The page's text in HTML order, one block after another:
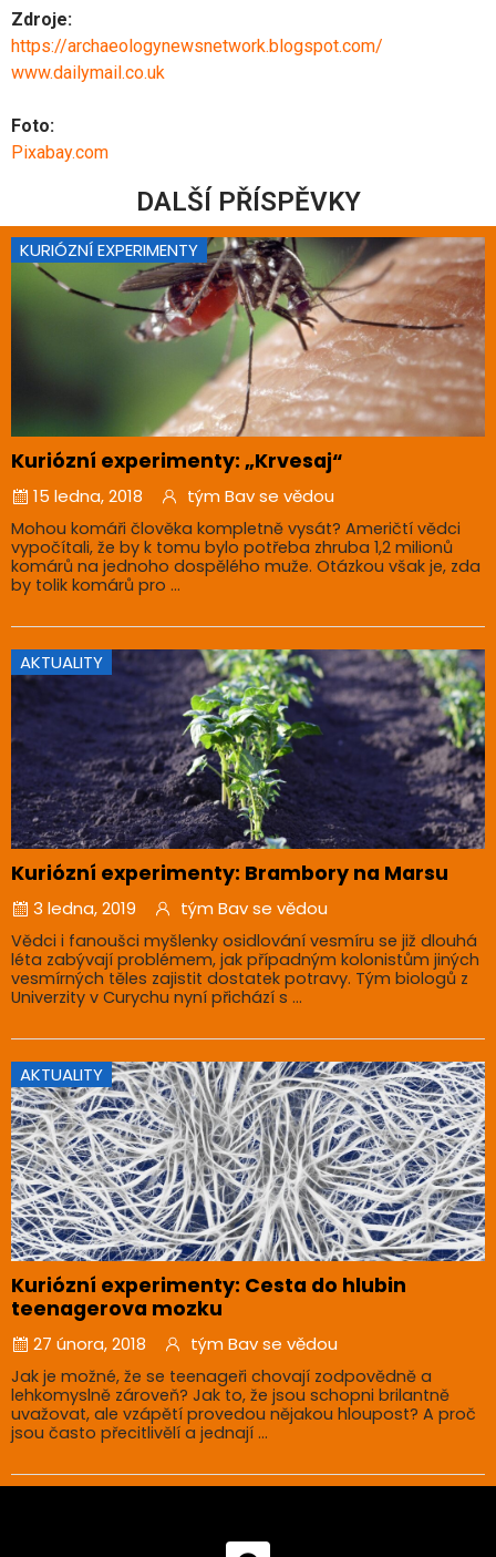
Zdroje:
https://archaeologynewsnetwork.blogspot.com/
www.dailymail.co.uk
Foto:
Pixabay.com
DALŠÍ PŘÍSPĚVKY
KURIÓZNÍ EXPERIMENTY
Kuriózní experimenty: „Krvesaj“
15 ledna, 2018 tým Bav se vědou
Mohou komáři člověka kompletně vysát? Američtí vědci
vypočítali, že by k tomu bylo potřeba zhruba 1,2 milionů
komárů na jednoho dospělého muže. Otázkou však je, zda
by tolik komárů pro ...
AKTUALITY
Kuriózní experimenty: Brambory na Marsu
3 ledna, 2019 tým Bav se vědou
Vědci i fanoušci myšlenky osidlování vesmíru se již dlouhá
léta zabývají problémem, jak případným kolonistům jiných
vesmírných těles zajistit dostatek potravy. Tým biologů z
Univerzity v Curychu nyní přichází s ...
AKTUALITY
Kuriózní experimenty: Cesta do hlubin
teenagerova mozku
27 února, 2018 tým Bav se vědou
Jak je možné, že se teenageři chovají zodpovědně a
lehkomyslně zároveň? Jak to, že jsou schopni brilantně
uvažovat, ale vzápětí provedou nějakou hloupost? A proč
jsou často přecitlivělí a jednají ...